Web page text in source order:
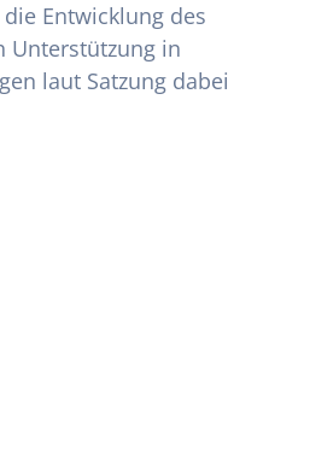
Entwicklung des
Unterstützung in
laut Satzung dabei